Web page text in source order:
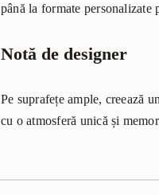
până la formate personalizate
Notă de designer
Pe suprafețe ample, creează
cu o atmosferă unică și